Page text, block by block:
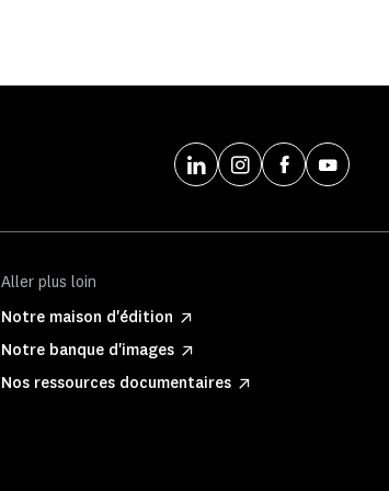
Aller plus loin
Notre maison d'édition
Notre banque d'images
Nos ressources documentaires